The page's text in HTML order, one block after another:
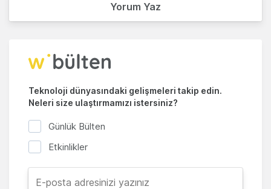
Yorum Yaz
Teknoloji dünyasındaki gelişmeleri takip edin.
Neleri size ulaştırmamızı istersiniz?
Günlük Bülten
Etkinlikler